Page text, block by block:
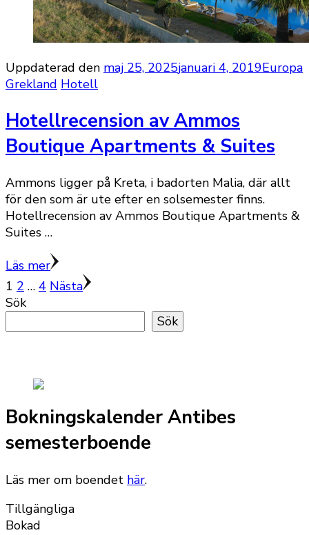
Uppdaterad den maj 25, 2025januari 4, 2019Europa
Grekland Hotell
Hotellrecension av Ammos
Boutique Apartments & Suites
Ammons ligger på Kreta, i badorten Malia, där allt
för den som är ute efter en solsemester finns.
Hotellrecension av Ammos Boutique Apartments &
Suites …
Läs mer
Sidnumrering
för
inlägg
Sida
1 Sida
2 … Sida
4 Nästa
Sök
Sök
Bokningskalender Antibes
semesterboende
Läs mer om boendet här.
Tillgängliga
Bokad